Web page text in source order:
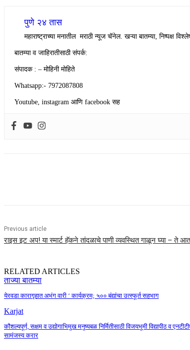
पुणे २४ तास
महाराष्ट्राच्या मनातील मराठी न्यूज चॅनेल. खऱ्या बातम्या, निष्पक्ष
बातम्या व जाहिरातीसाठी संपर्क:
संपादक : – मोहिनी मोहिते
Whatsapp:- 7972087808
Youtube, instagram आणि facebook सह
Previous article
राइस इट अप! या स्मार्ट हॅकने तांदळाचे पाणी व्यवस्थित गाळून घ्या – ते
RELATED ARTICLES
ताज्या बातम्या
येरवडा कारागृहात अभंग वारी ‘ कार्यक्रम; ५०० बंद्यांचा उत्स्फूर्त सहभाग
Karjat
कौशल्यपूर्ण, सक्षम व उद्योगाभिमुख मनुष्यबळ निर्मितीसाठी विजयभूमी विद्यापीठ व
सामंजस्य करार